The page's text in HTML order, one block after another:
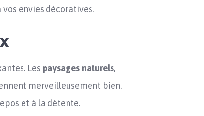
envies décoratives.
Les paysages naturels,
merveilleusement bien.
et à la détente.